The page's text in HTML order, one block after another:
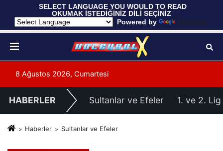
SELECT LANGUAGE YOU WOULD TO READ
OKUMAK İSTEDİĞİNİZ DİLİ SEÇİNİZ
Powered by
Translate
8 Ağustos 2026, Cumartesi
HABERLER Sultanlar ve Efeler 1. ve 2. Lig
Haberler Sultanlar ve Efeler